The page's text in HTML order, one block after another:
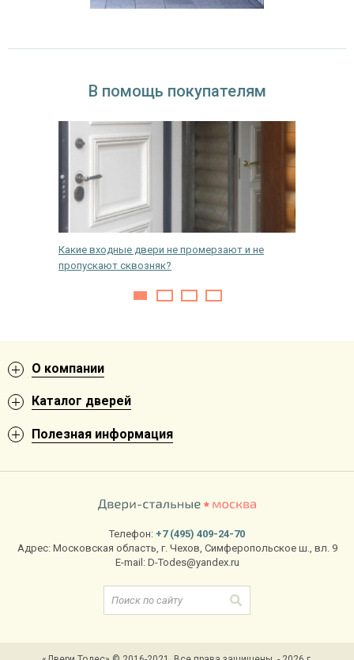
В помощь покупателям
Какие входные двери не промерзают и не
пропускают сквозняк?
О компании
Каталог дверей
Полезная информация
Телефон: +7 (495) 409-24-70
Адрес: Московская область, г. Чехов, Симферопольское ш., вл. 9
E-mail: D-Todes@yandex.ru